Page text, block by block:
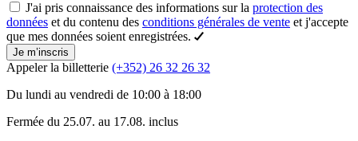
J'ai pris connaissance des informations sur la protection des
données et du contenu des conditions générales de vente et j'accepte
que mes données soient enregistrées.
Je m’inscris
Appeler la billetterie (+352) 26 32 26 32
Du lundi au vendredi de 10:00 à 18:00
Fermée du 25.07. au 17.08. inclus